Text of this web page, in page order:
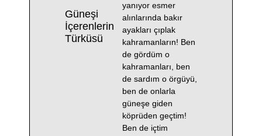
Güneşi
İçerenlerin
Türküsü
yanıyor esmer
alınlarında bakır
ayakları çıplak
kahramanların! Ben
de gördüm o
kahramanları, ben
de sardım o örgüyü,
ben de onlarla
güneşe giden
köprüden geçtim!
Ben de içtim